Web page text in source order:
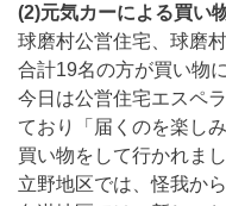
(2)元気カーによる買い
球磨村公営住宅、球磨
合計19名の方が買い物
今日は公営住宅エスペ
ており「届くのを楽し
買い物をして行かれまし
立野地区では、怪我か